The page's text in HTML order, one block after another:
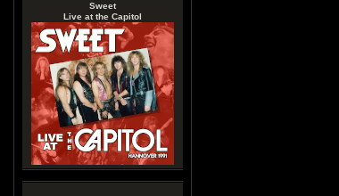
Sweet
Live at the Capitol